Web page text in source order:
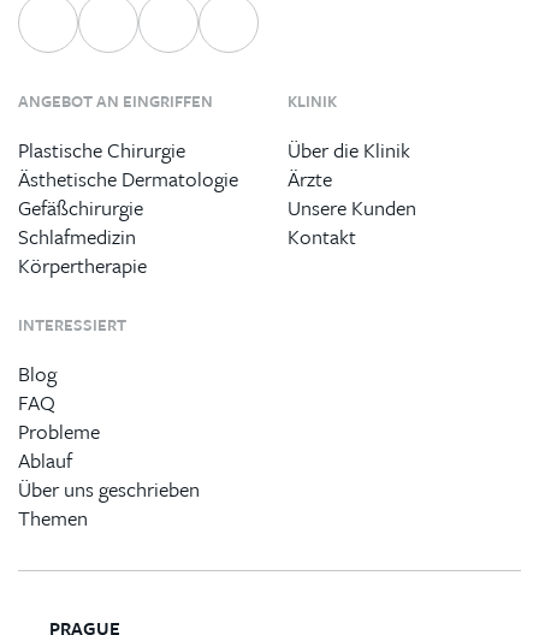
ANGEBOT AN EINGRIFFEN
Plastische Chirurgie
Ästhetische Dermatologie
Gefäßchirurgie
Schlafmedizin
Körpertherapie
KLINIK
Über die Klinik
Ärzte
Unsere Kunden
Kontakt
INTERESSIERT
Blog
FAQ
Probleme
Ablauf
Über uns geschrieben
Themen
PRAGUE